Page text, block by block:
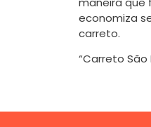
economiza
carreto.
“Carreto São